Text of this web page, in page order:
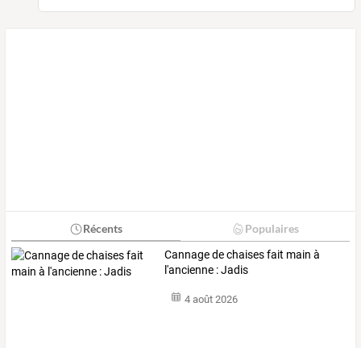
Récents Populaires
Cannage de chaises fait main à
l'ancienne : Jadis
4 août 2026